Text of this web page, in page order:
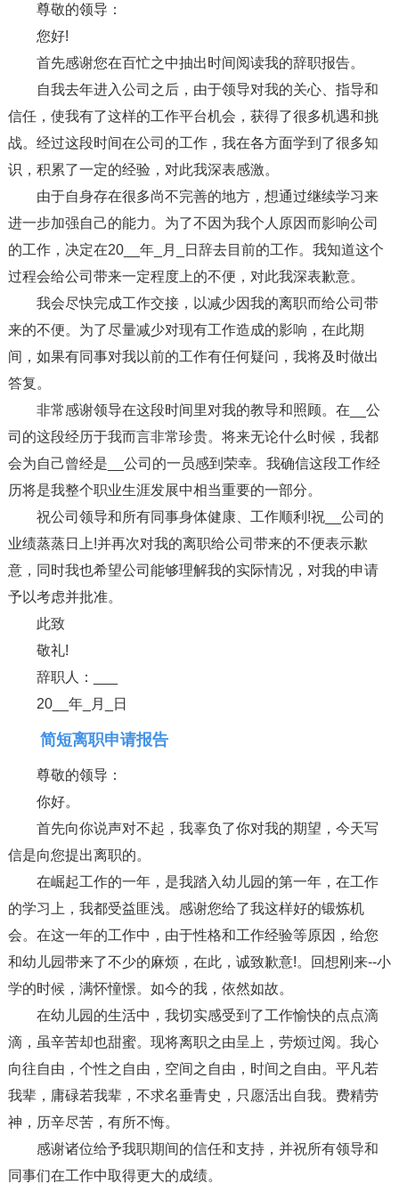
尊敬的领导：
您好!
首先感谢您在百忙之中抽出时间阅读我的辞职报告。
自我去年进入公司之后，由于领导对我的关心、指导和
信任，使我有了这样的工作平台机会，获得了很多机遇和挑
战。经过这段时间在公司的工作，我在各方面学到了很多知
识，积累了一定的经验，对此我深表感激。
由于自身存在很多尚不完善的地方，想通过继续学习来
进一步加强自己的能力。为了不因为我个人原因而影响公司
的工作，决定在20__年_月_日辞去目前的工作。我知道这个
过程会给公司带来一定程度上的不便，对此我深表歉意。
我会尽快完成工作交接，以减少因我的离职而给公司带
来的不便。为了尽量减少对现有工作造成的影响，在此期
间，如果有同事对我以前的工作有任何疑问，我将及时做出
答复。
非常感谢领导在这段时间里对我的教导和照顾。在__公
司的这段经历于我而言非常珍贵。将来无论什么时候，我都
会为自己曾经是__公司的一员感到荣幸。我确信这段工作经
历将是我整个职业生涯发展中相当重要的一部分。
祝公司领导和所有同事身体健康、工作顺利!祝__公司的
业绩蒸蒸日上!并再次对我的离职给公司带来的不便表示歉
意，同时我也希望公司能够理解我的实际情况，对我的申请
予以考虑并批准。
此致
敬礼!
辞职人：___
20__年_月_日
简短离职申请报告
尊敬的领导：
你好。
首先向你说声对不起，我辜负了你对我的期望，今天写
信是向您提出离职的。
在崛起工作的一年，是我踏入幼儿园的第一年，在工作
的学习上，我都受益匪浅。感谢您给了我这样好的锻炼机
会。在这一年的工作中，由于性格和工作经验等原因，给您
和幼儿园带来了不少的麻烦，在此，诚致歉意!。回想刚来--小
学的时候，满怀憧憬。如今的我，依然如故。
在幼儿园的生活中，我切实感受到了工作愉快的点点滴
滴，虽辛苦却也甜蜜。现将离职之由呈上，劳烦过阅。我心
向往自由，个性之自由，空间之自由，时间之自由。平凡若
我辈，庸碌若我辈，不求名垂青史，只愿活出自我。费精劳
神，历辛尽苦，有所不悔。
感谢诸位给予我职期间的信任和支持，并祝所有领导和
同事们在工作中取得更大的成绩。